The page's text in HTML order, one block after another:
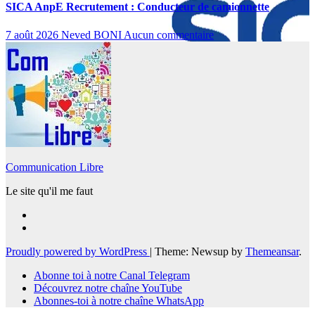
SICA AnpE Recrutement : Conducteur de camionnette
7 août 2026 Neved BONI Aucun commentaire
Communication Libre
Le site qu'il me faut
Proudly powered by WordPress | Theme: Newsup by Themeansar.
Abonne toi à notre Canal Telegram
Découvrez notre chaîne YouTube
Abonnes-toi à notre chaîne WhatsApp